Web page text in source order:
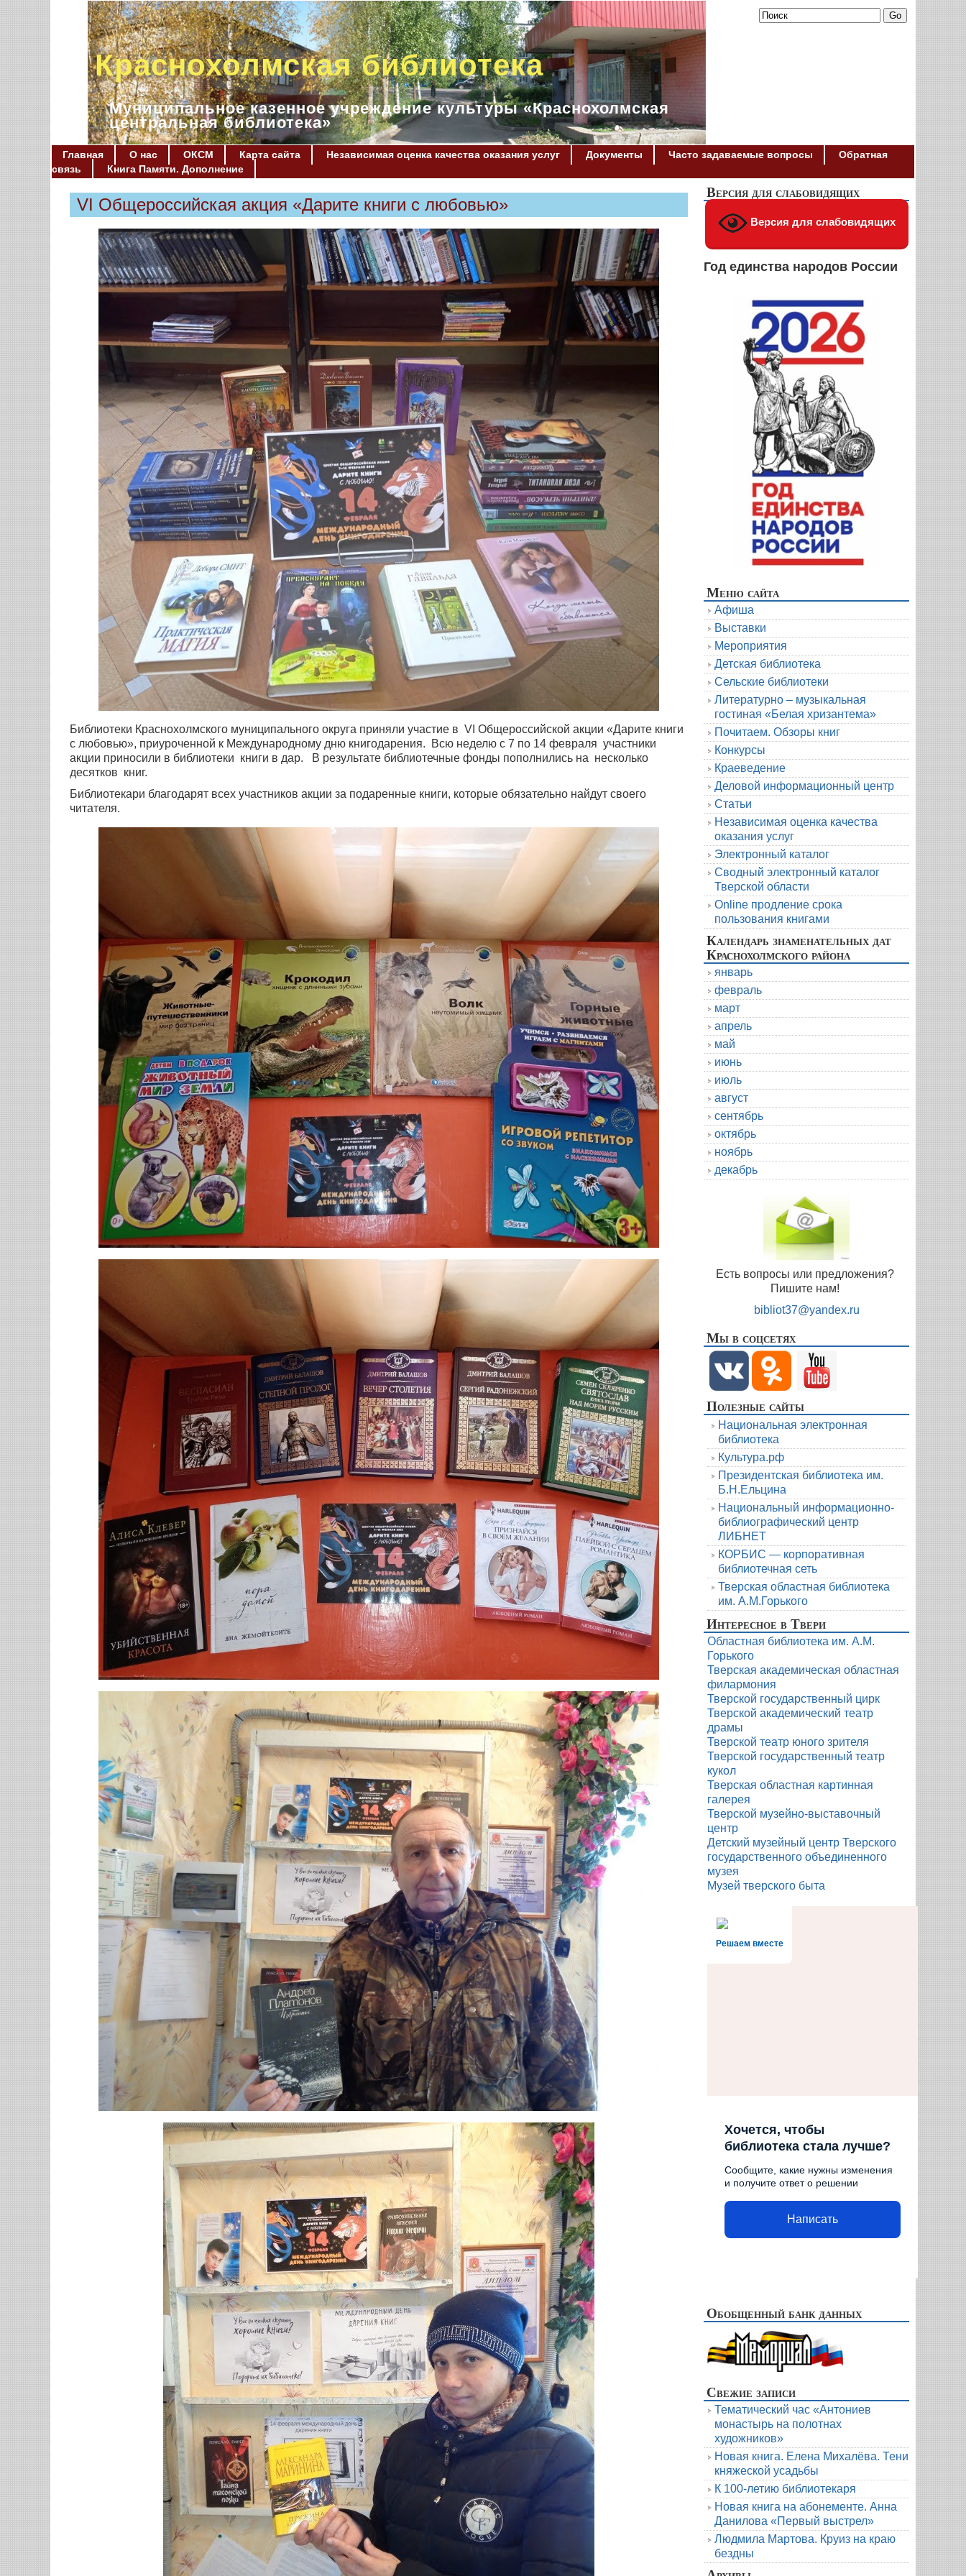
Краснохолмская библиотека
Муниципальное казенное учреждение культуры «Краснохолмская
центральная библиотека»
Главная О нас ОКСМ Карта сайта Независимая оценка качества оказания услуг Документы Часто задаваемые вопросы
Обратная
связь
Книга Памяти. Дополнение
VI Общероссийская акция «Дарите книги с любовью»
Библиотеки Краснохолмского муниципального округа приняли участие в VI Общероссийской акции «Дарите книги
с любовью», приуроченной к Международному дню книгодарения. Всю неделю с 7 по 14 февраля участники
акции приносили в библиотеки книги в дар. В результате библиотечные фонды пополнились на несколько
десятков книг.
Библиотекари благодарят всех участников акции за подаренные книги, которые обязательно найдут своего
читателя.
Версия для слабовидящих
Версия для слабовидящих
Год единства народов России
Меню сайта
Афиша
Выставки
Мероприятия
Детская библиотека
Сельские библиотеки
Литературно – музыкальная
гостиная «Белая хризантема»
Почитаем. Обзоры книг
Конкурсы
Краеведение
Деловой информационный центр
Статьи
Независимая оценка качества
оказания услуг
Электронный каталог
Сводный электронный каталог
Тверской области
Online продление срока
пользования книгами
Календарь знаменательных дат
Краснохолмского района
январь
февраль
март
апрель
май
июнь
июль
август
сентябрь
октябрь
ноябрь
декабрь
Есть вопросы или предложения?
Пишите нам!
bibliot37@yandex.ru
Мы в соцсетях
Полезные сайты
Национальная электронная
библиотека
Культура.рф
Президентская библиотека им.
Б.Н.Ельцина
Национальный информационно-
библиографический центр
ЛИБНЕТ
КОРБИС — корпоративная
библиотечная сеть
Тверская областная библиотека
им. А.М.Горького
Интересное в Твери
Областная библиотека им. А.М.
Горького
Тверская академическая областная
филармония
Тверской государственный цирк
Тверской академический театр
драмы
Тверской театр юного зрителя
Тверской государственный театр
кукол
Тверская областная картинная
галерея
Тверской музейно-выставочный
центр
Детский музейный центр Тверского
государственного объединенного
музея
Музей тверского быта
Решаем вместе
Хочется, чтобы
библиотека стала лучше?
Сообщите, какие нужны изменения
и получите ответ о решении
Написать
Обобщенный банк данных
Свежие записи
Тематический час «Антониев
монастырь на полотнах
художников»
Новая книга. Елена Михалёва. Тени
княжеской усадьбы
К 100-летию библиотекаря
Новая книга на абонементе. Анна
Данилова «Первый выстрел»
Людмила Мартова. Круиз на краю
бездны